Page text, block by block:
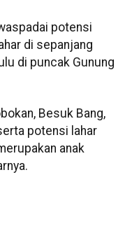
potensi
di sepanjang
di puncak Gunung
Besuk Bang,
potensi lahar
anak